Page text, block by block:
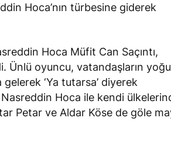
Hoca’nın türbesine giderek
Hoca Müfit Can Saçıntı,
Ünlü oyuncu, vatandaşların
‘Ya tutarsa’ diyerek
Nasreddin Hoca ile kendi
Petar ve Aldar Köse de göle